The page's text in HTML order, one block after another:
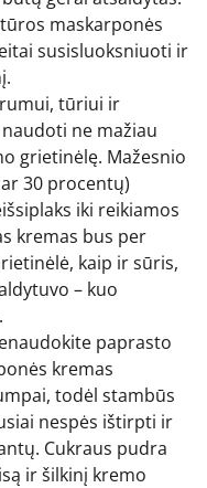
maskarponės
susisluoksniuoti ir
tūriui ir
ne mažiau
grietinėlę. Mažesnio
30 procentų)
iki reikiamos
kremas bus per
kaip ir sūris,
– kuo
paprasto
kremas
todėl stambūs
nespės ištirpti ir
Cukraus pudra
ir šilkinį kremo